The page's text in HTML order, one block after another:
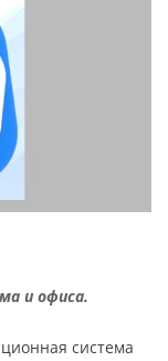
и офиса.
система